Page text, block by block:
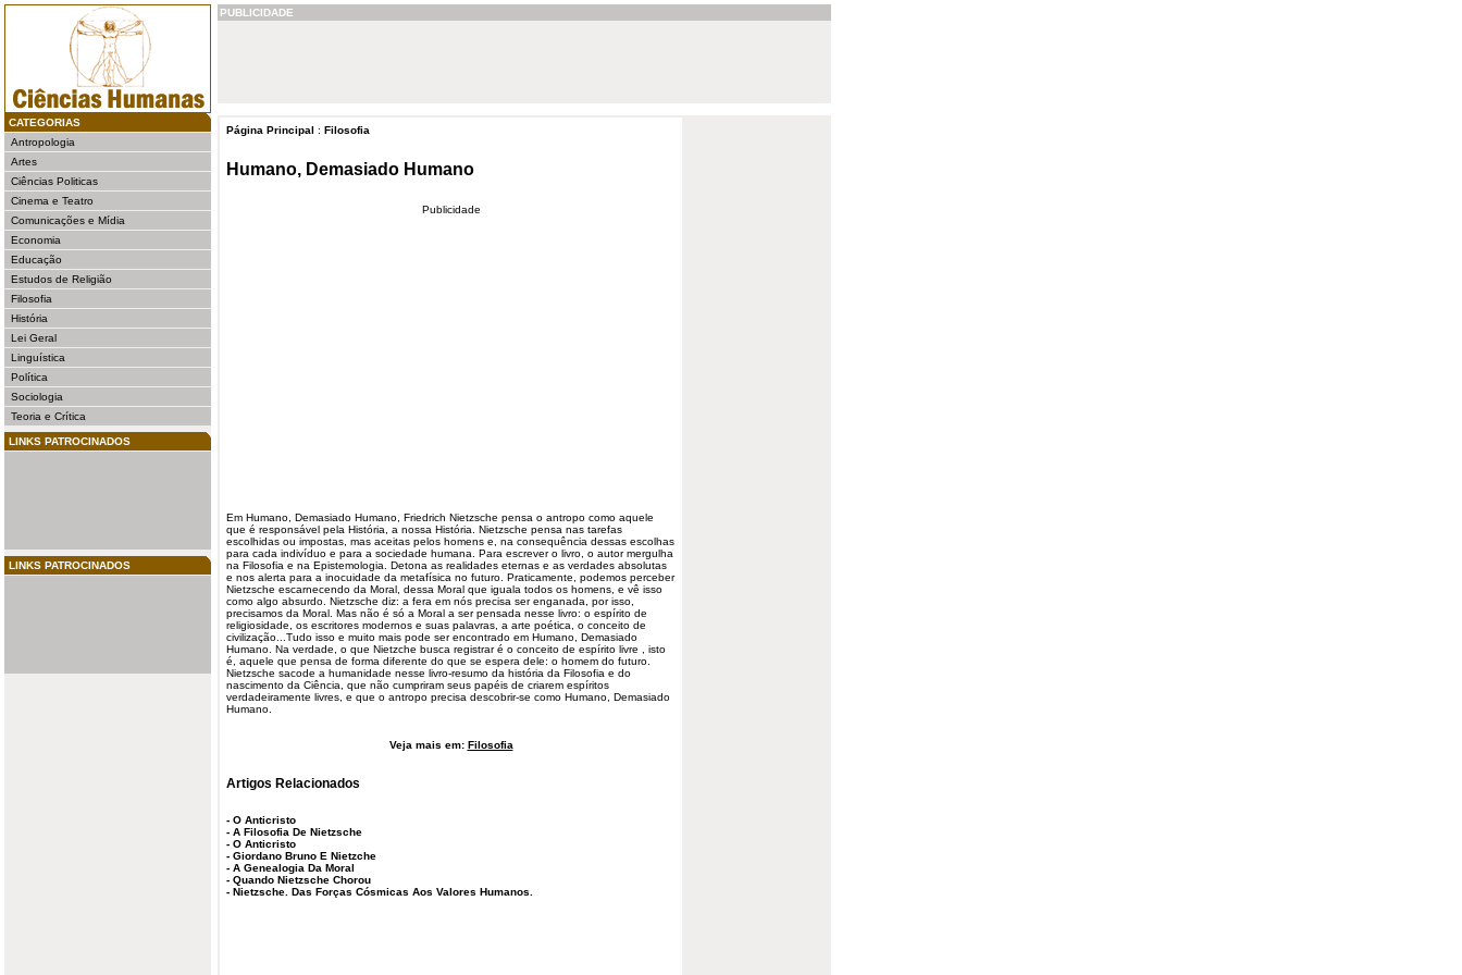
CATEGORIAS
Antropologia
Artes
Ciências Politicas
Cinema e Teatro
Comunicações e Mídia
Economia
Educação
Estudos de Religião
Filosofia
História
Lei Geral
Linguística
Política
Sociologia
Teoria e Crítica
LINKS PATROCINADOS
LINKS PATROCINADOS
PUBLICIDADE
Página Principal : Filosofia
Humano, Demasiado Humano
Publicidade
Em Humano, Demasiado Humano, Friedrich Nietzsche pensa o antropo como aquele
que é responsável pela História, a nossa História. Nietzsche pensa nas tarefas
escolhidas ou impostas, mas aceitas pelos homens e, na consequência dessas escolhas
para cada indivíduo e para a sociedade humana. Para escrever o livro, o autor mergulha
na Filosofia e na Epistemologia. Detona as realidades eternas e as verdades absolutas
e nos alerta para a inocuidade da metafísica no futuro . Praticamente, podemos perceber
Nietzsche escarnecendo da Moral, dessa Moral que iguala todos os homens, e vê isso
como algo absurdo. Nietzsche diz: a fera em nós precisa ser enganada, por isso,
precisamos da Moral. Mas não é só a Moral a ser pensada nesse livro: o espírito de
religiosidade, os escritores modernos e suas palavras, a arte poética, o conceito de
civilização...Tudo isso e muito mais pode ser encontrado em Humano, Demasiado
Humano. Na verdade, o que Nietzche busca registrar é o conceito de espírito livre , isto
é, aquele que pensa de forma diferente do que se espera dele: o homem do futuro.
Nietzsche sacode a humanidade nesse livro-resumo da história da Filosofia e do
nascimento da Ciência, que não cumpriram seus papéis de criarem espíritos
verdadeiramente livres, e que o antropo precisa descobrir-se como Humano, Demasiado
Humano.
Veja mais em: Filosofia
Artigos Relacionados
- O Anticristo
- A Filosofia De Nietzsche
- O Anticristo
- Giordano Bruno E Nietzche
- A Genealogia Da Moral
- Quando Nietzsche Chorou
- Nietzsche. Das Forças Cósmicas Aos Valores Humanos.